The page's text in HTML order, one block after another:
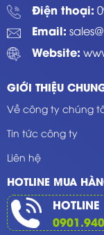
Điện thoại:
Email:
Website:
GIỚI THIỆU
Về công ty chúng
Tin tức công ty
Liên hệ
HOTLINE MUA
HOTLINE